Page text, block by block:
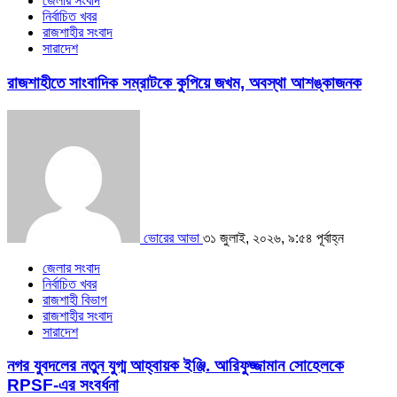
নির্বাচিত খবর
রাজশাহীর সংবাদ
সারাদেশ
রাজশাহীতে সাংবাদিক সম্রাটকে কুপিয়ে জখম, অবস্থা আশঙ্কাজনক
ভোরের আভা ৩১ জুলাই, ২০২৬, ৯:৫৪ পূর্বাহ্ন
জেলার সংবাদ
নির্বাচিত খবর
রাজশাহী বিভাগ
রাজশাহীর সংবাদ
সারাদেশ
নগর যুবদলের নতুন যুগ্ম আহ্বায়ক ইঞ্জি. আরিফুজ্জামান সোহেলকে
RPSF-এর সংবর্ধনা